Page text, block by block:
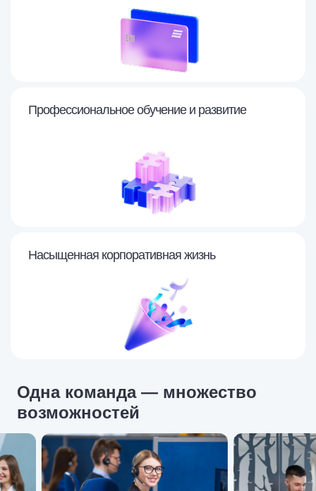
Профессиональноеобучение и развитие
Насыщенная корпоративная жизнь
Одна команда — множество
возможностей